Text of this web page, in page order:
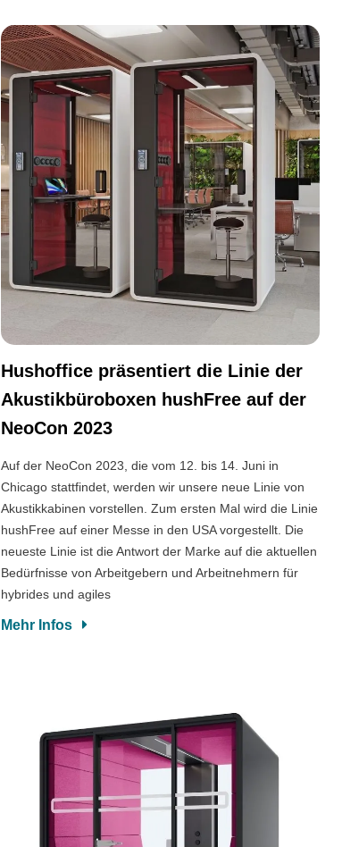
Hushoffice präsentiert die Linie der
Akustikbüroboxen hushFree auf der
NeoCon 2023
Auf der NeoCon 2023, die vom 12. bis 14. Juni in
Chicago stattfindet, werden wir unsere neue Linie von
Akustikkabinen vorstellen. Zum ersten Mal wird die Linie
hushFree auf einer Messe in den USA vorgestellt. Die
neueste Linie ist die Antwort der Marke auf die aktuellen
Bedürfnisse von Arbeitgebern und Arbeitnehmern für
hybrides und agiles
Mehr Infos